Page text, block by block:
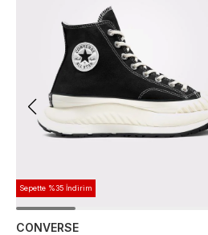
Sepette %35 İndirim
CONVERSE